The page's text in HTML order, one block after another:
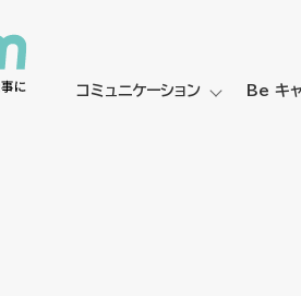
コミュニケーション Be キ